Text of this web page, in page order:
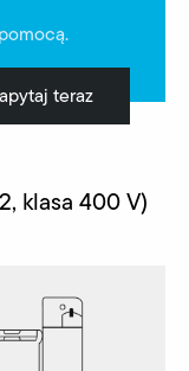
teraz
klasa 400 V)